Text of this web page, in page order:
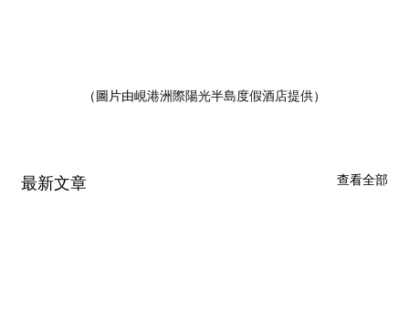
（圖片由峴港洲際陽光半島度假酒店提供）
最新文章 查看全部